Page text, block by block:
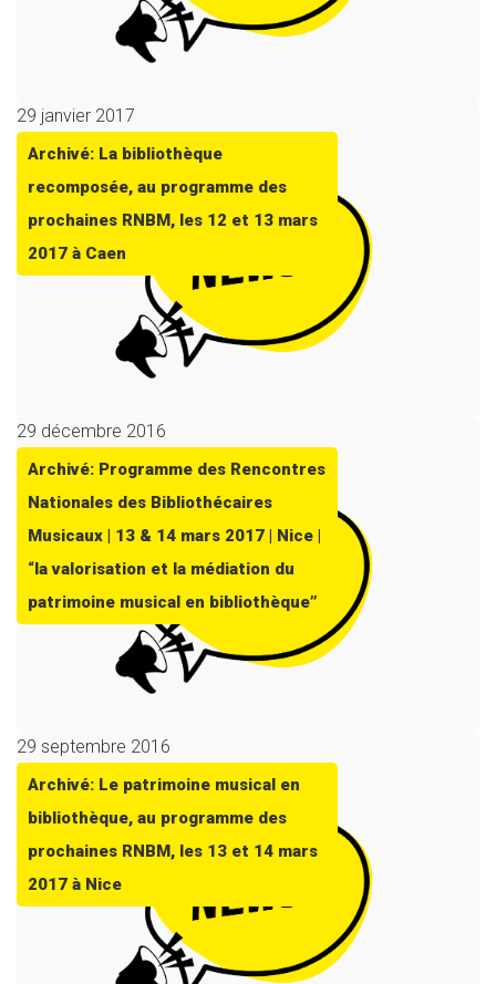
29 janvier 2017
Archivé: La bibliothèque
recomposée, au programme des
prochaines RNBM, les 12 et 13 mars
2017 à Caen
29 décembre 2016
Archivé: Programme des Rencontres
Nationales des Bibliothécaires
Musicaux | 13 & 14 mars 2017 | Nice |
“la valorisation et la médiation du
patrimoine musical en bibliothèque”
29 septembre 2016
Archivé: Le patrimoine musical en
bibliothèque, au programme des
prochaines RNBM, les 13 et 14 mars
2017 à Nice